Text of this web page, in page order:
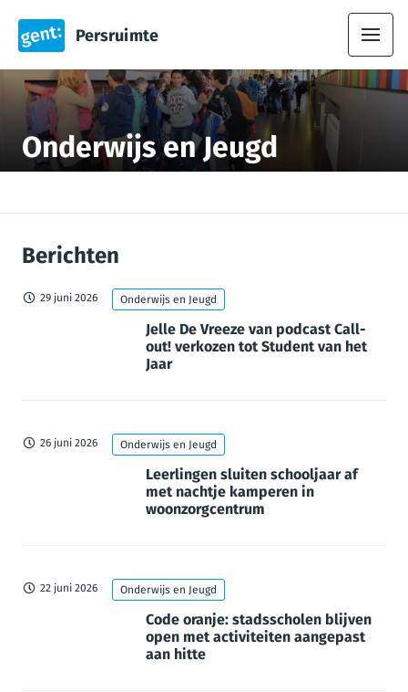
Persruimte
Onderwijs en Jeugd
Berichten
29 juni 2026 Onderwijs en Jeugd
Jelle De Vreeze van podcast Call-
out! verkozen tot Student van het
Jaar
26 juni 2026 Onderwijs en Jeugd
Leerlingen sluiten schooljaar af
met nachtje kamperen in
woonzorgcentrum
22 juni 2026 Onderwijs en Jeugd
Code oranje: stadsscholen blijven
open met activiteiten aangepast
aan hitte